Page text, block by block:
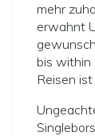
mehr
erwahnt
bis within
Reisen